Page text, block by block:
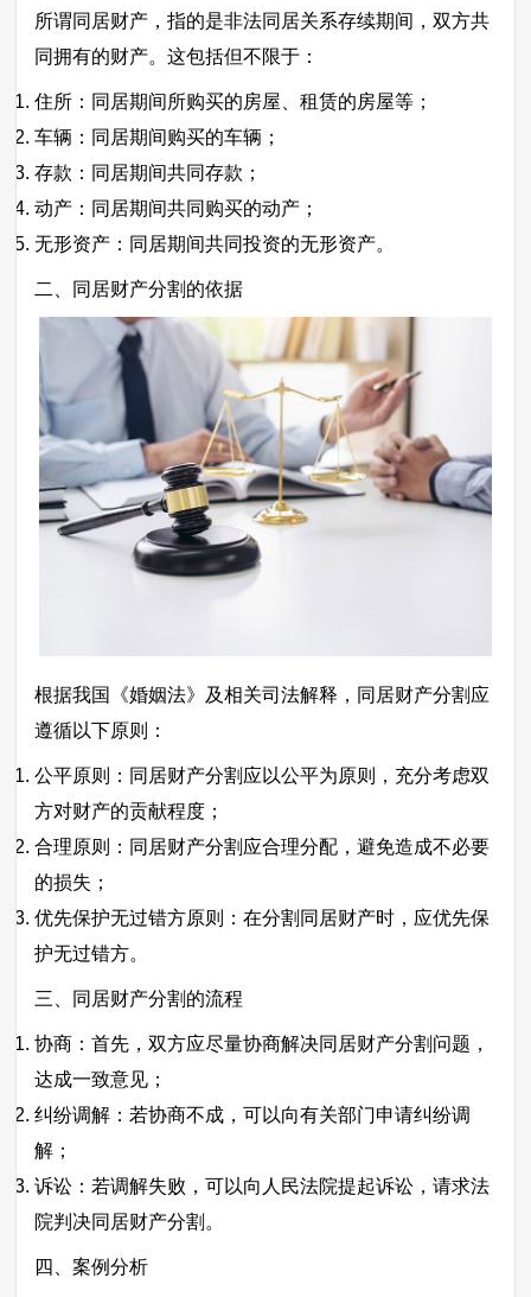
所谓同居财产，指的是非法同居关系存续期间，双方共
同拥有的财产。这包括但不限于：
住所：同居期间所购买的房屋、租赁的房屋等；
车辆：同居期间购买的车辆；
存款：同居期间共同存款；
动产：同居期间共同购买的动产；
无形资产：同居期间共同投资的无形资产。
二、同居财产分割的依据
根据我国《婚姻法》及相关司法解释，同居财产分割应
遵循以下原则：
公平原则：同居财产分割应以公平为原则，充分考虑双
方对财产的贡献程度；
合理原则：同居财产分割应合理分配，避免造成不必要
的损失；
优先保护无过错方原则：在分割同居财产时，应优先保
护无过错方。
三、同居财产分割的流程
协商：首先，双方应尽量协商解决同居财产分割问题，
达成一致意见；
纠纷调解：若协商不成，可以向有关部门申请纠纷调
解；
诉讼：若调解失败，可以向人民法院提起诉讼，请求法
院判决同居财产分割。
四、案例分析